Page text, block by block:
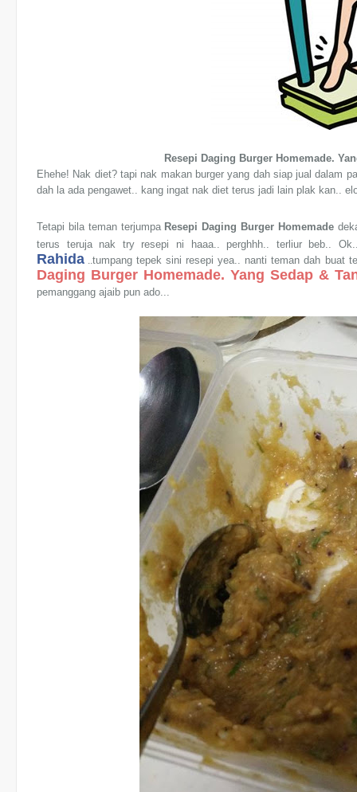
Resepi Daging Burger Homemade.
Ehehe! Nak diet? tapi nak makan burger yang dah siap jual dalam
dah la ada pengawet.. kang ingat nak diet terus jadi lain plak kan..
Tetapi bila teman terjumpa Resepi Daging Burger Homemade
terus teruja nak try resepi ni haaa.. perghhh.. terliur beb..
Rahida ..tumpang tepek sini resepi yea.. nanti teman dah buat
Daging Burger Homemade. Yang Sedap &
pemanggang ajaib pun ado...